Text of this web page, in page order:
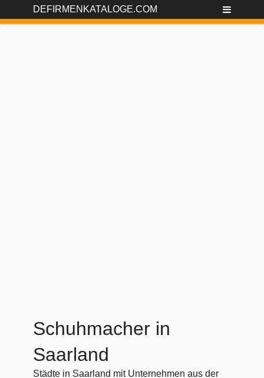
DEFIRMENKATALOGE.COM
Schuhmacher in
Saarland
Städte in Saarland mit Unternehmen aus der